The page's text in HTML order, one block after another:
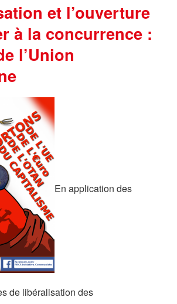
et l’ouverture
à la concurrence :
l’Union
En application des
de libéralisation des